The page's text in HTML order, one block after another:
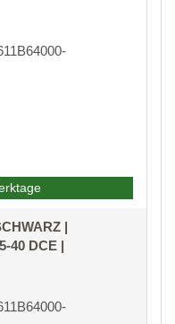
|
40 DCE |